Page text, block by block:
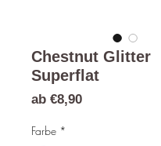
Chestnut Glitter
Superflat
ab €8,90Sale-
Farbe *